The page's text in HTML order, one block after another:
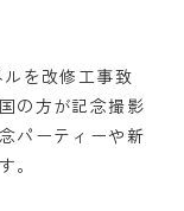
を改修工事致
の方が記念撮影
パーティーや新
。